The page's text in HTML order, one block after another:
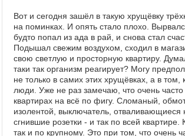
Вот и сегодня зашёл в такую хрущёвку
на поминках. И опять стало плохо.
будто попал из ада в рай, и снова стал
Подышал свежим воздухом, сходил в
свою светлую и просторную квартиру.
таки так организм реагирует? Могу
не только в самих этих хрущёвках, а в том,
люди. Уже не раз замечаю, что очень часто
квартирах на всё по фигу. Сломаный,
изолентой, выключатель, отваливающиеся
сгнившие розетки - и так по всей квартире.
так и по крупному. Это при том, что очень